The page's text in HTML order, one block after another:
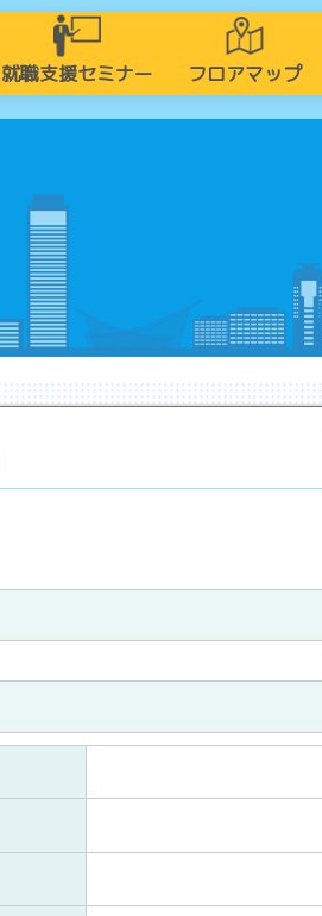
就職支援セミナー フロアマップ